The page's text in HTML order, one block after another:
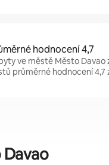
hodnocení 4,7
ve městě Město Davao
průměrné hodnocení 4,7